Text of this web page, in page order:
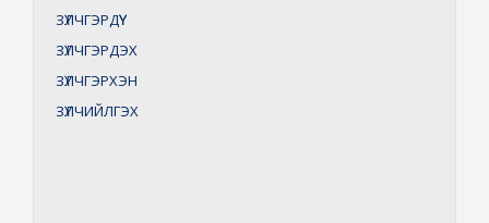
ЗҮЛЧГЭРДҮҮ
ЗҮЛЧГЭРДЭХ
ЗҮЛЧГЭРХЭН
ЗҮЛЧИЙЛГЭХ